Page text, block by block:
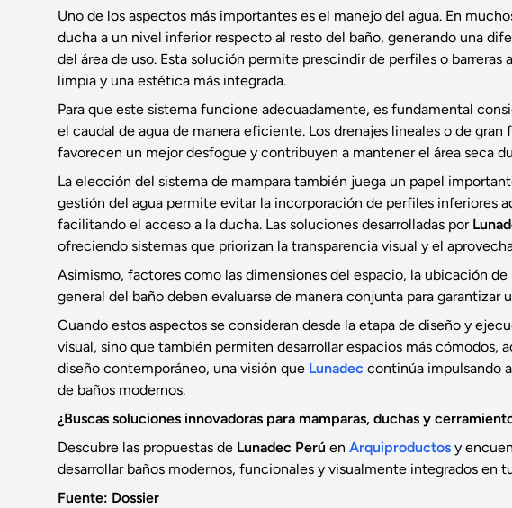
Uno de los aspectos más importantes es el manejo del agua. En
ducha a un nivel inferior respecto al resto del baño, generando una
del área de uso. Esta solución permite prescindir de perfiles o
limpia y una estética más integrada.
Para que este sistema funcione adecuadamente, es fundamental
el caudal de agua de manera eficiente. Los drenajes lineales o de
favorecen un mejor desfogue y contribuyen a mantener el área seca
La elección del sistema de mampara también juega un papel
gestión del agua permite evitar la incorporación de perfiles inferiores
facilitando el acceso a la ducha. Las soluciones desarrolladas por
ofreciendo sistemas que priorizan la transparencia visual y el
Asimismo, factores como las dimensiones del espacio, la ubicación
general del baño deben evaluarse de manera conjunta para garantizar
Cuando estos aspectos se consideran desde la etapa de diseño y
visual, sino que también permiten desarrollar espacios más
diseño contemporáneo, una visión que Lunadec continúa impulsando
de baños modernos.
¿Buscas soluciones innovadoras para mamparas, duchas y
Descubre las propuestas de Lunadec Perú en Arquiproductos y
desarrollar baños modernos, funcionales y visualmente integrados en
Fuente: Dossier